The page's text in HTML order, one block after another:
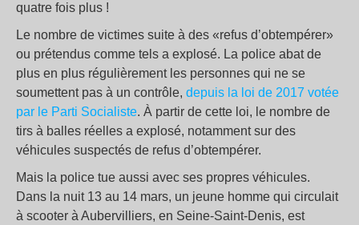
quatre fois plus !
Le nombre de victimes suite à des «refus d’obtempérer»
ou prétendus comme tels a explosé. La police abat de
plus en plus régulièrement les personnes qui ne se
soumettent pas à un contrôle, depuis la loi de 2017 votée
par le Parti Socialiste. À partir de cette loi, le nombre de
tirs à balles réelles a explosé, notamment sur des
véhicules suspectés de refus d’obtempérer.
Mais la police tue aussi avec ses propres véhicules.
Dans la nuit 13 au 14 mars, un jeune homme qui circulait
à scooter à Aubervilliers, en Seine-Saint-Denis, est